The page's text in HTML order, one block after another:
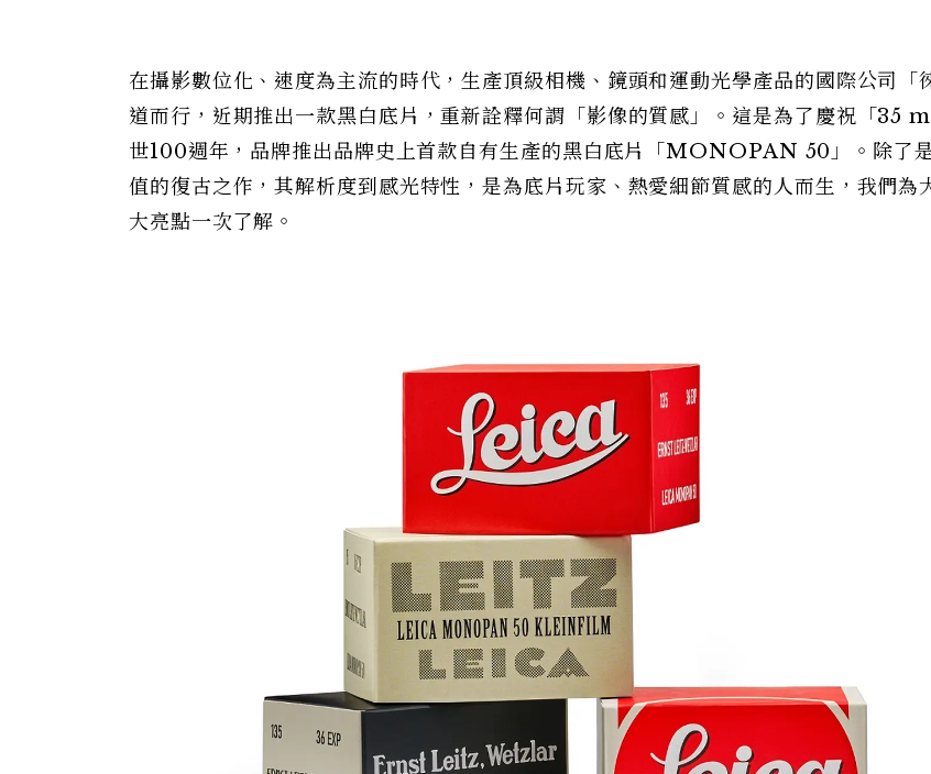
在攝影數位化、速度為主流的時代，生產頂級相機、鏡頭和運動光學產品的國際公司「
道而行，近期推出一款黑白底片，重新詮釋何謂「影像的質感」。這是為了慶祝「35
世100週年，品牌推出品牌史上首款自有生產的黑白底片「MONOPAN 50」。除了
值的復古之作，其解析度到感光特性，是為底片玩家、熱愛細節質感的人而生，我們為
大亮點一次了解。